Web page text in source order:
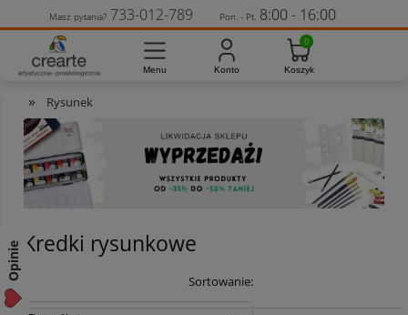
» Rysunek
Kredki rysunkowe
Sortowanie:
Masz pytania? 733-012-789 Pon. - Pt. 8:00 - 16:00
Opinie